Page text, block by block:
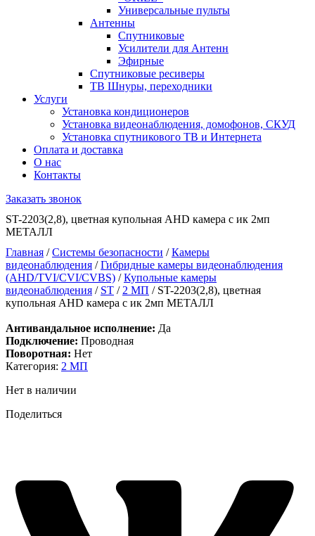
Универсальные пульты
Антенны
Спутниковые
Усилители для Антенн
Эфирные
Спутниковые ресиверы
ТВ Шнуры, переходники
Услуги
Установка кондиционеров
Установка видеонаблюдения, домофонов, СКУД
Установка спутникового ТВ и Интернета
Оплата и доставка
О нас
Контакты
Заказать звонок
ST-2203(2,8), цветная купольная AHD камера с ик 2мп
МЕТАЛЛ
Главная /Системы безопасности /Камеры
видеонаблюдения /Гибридные камеры видеонаблюдения
(AHD/TVI/CVI/CVBS) /Купольные камеры
видеонаблюдения / ST / 2 МП / ST-2203(2,8), цветная
купольная AHD камера с ик 2мп МЕТАЛЛ
Антивандальное исполнение: Да
Подключение: Проводная
Поворотная: Нет
Категория: 2 МП
Нет в наличии
Поделиться